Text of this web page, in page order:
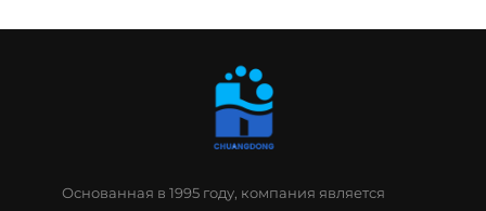
Основанная в 1995 году, компания является